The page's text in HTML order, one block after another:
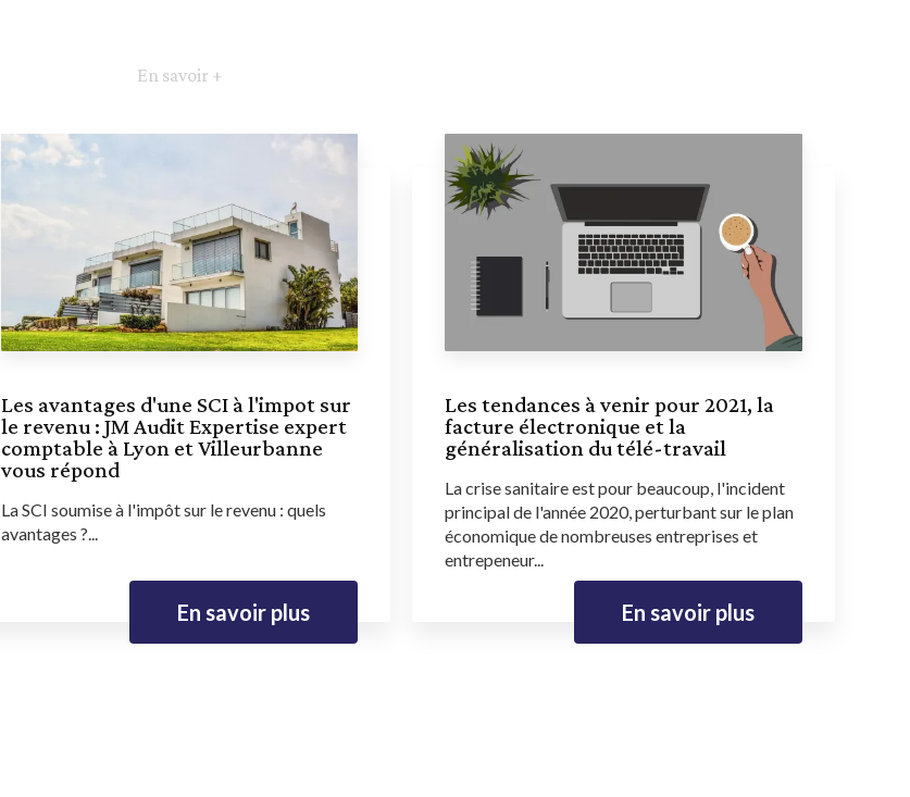
En savoir +
Les avantages d'une SCI à l'impot sur
le revenu : JM Audit Expertise expert
comptable à Lyon et Villeurbanne
vous répond
La SCI soumise à l'impôt sur le revenu : quels
avantages ?...
En savoir plus
Les tendances à venir pour 2021, la
facture électronique et la
généralisation du télé-travail
La crise sanitaire est pour beaucoup, l'incident
principal de l'année 2020, perturbant sur le plan
économique de nombreuses entreprises et
entrepeneur...
En savoir plus